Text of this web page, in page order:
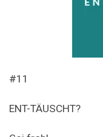
#11
ENT-TÄUSCHT?